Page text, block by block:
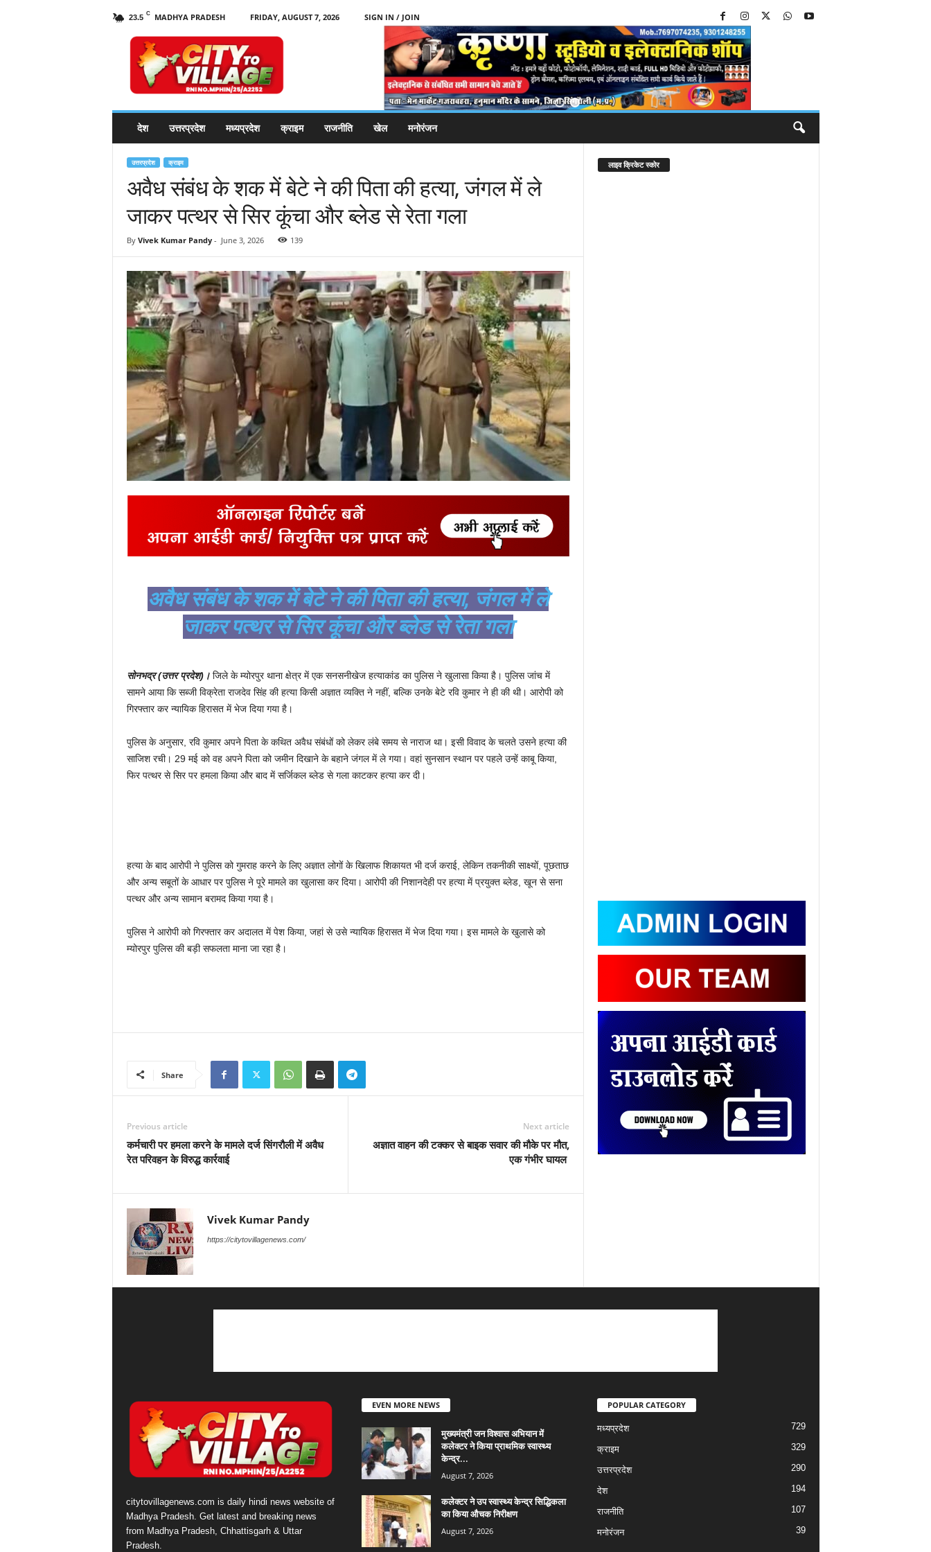
23.5 C MADHYA PRADESH FRIDAY, AUGUST 7, 2026
SIGN IN / JOIN
देश उत्तरप्रदेश मध्यप्रदेश क्राइम राजनीति खेल मनोरंजन
उत्तरप्रदेश क्राइम
अवैध संबंध के शक में बेटे ने की पिता की हत्या, जंगल में ले
जाकर पत्थर से सिर कूंचा और ब्लेड से रेता गला
By Vivek Kumar Pandy- June 3, 2026 139
अवैध संबंध के शक में बेटे ने की पिता की हत्या, जंगल में ले
जाकर पत्थर से सिर कूंचा और ब्लेड से रेता गला
सोनभद्र (उत्तर प्रदेश)। जिले के म्योरपुर थाना क्षेत्र में एक सनसनीखेज हत्याकांड का पुलिस ने खुलासा किया है। पुलिस जांच में
सामने आया कि सब्जी विक्रेता राजदेव सिंह की हत्या किसी अज्ञात व्यक्ति ने नहीं, बल्कि उनके बेटे रवि कुमार ने ही की थी। आरोपी को
गिरफ्तार कर न्यायिक हिरासत में भेज दिया गया है।
पुलिस के अनुसार, रवि कुमार अपने पिता के कथित अवैध संबंधों को लेकर लंबे समय से नाराज था। इसी विवाद के चलते उसने हत्या की
साजिश रची। 29 मई को वह अपने पिता को जमीन दिखाने के बहाने जंगल में ले गया। वहां सुनसान स्थान पर पहले उन्हें काबू किया,
फिर पत्थर से सिर पर हमला किया और बाद में सर्जिकल ब्लेड से गला काटकर हत्या कर दी।
हत्या के बाद आरोपी ने पुलिस को गुमराह करने के लिए अज्ञात लोगों के खिलाफ शिकायत भी दर्ज कराई, लेकिन तकनीकी साक्ष्यों, पूछताछ
और अन्य सबूतों के आधार पर पुलिस ने पूरे मामले का खुलासा कर दिया। आरोपी की निशानदेही पर हत्या में प्रयुक्त ब्लेड, खून से सना
पत्थर और अन्य सामान बरामद किया गया है।
पुलिस ने आरोपी को गिरफ्तार कर अदालत में पेश किया, जहां से उसे न्यायिक हिरासत में भेज दिया गया। इस मामले के खुलासे को
म्योरपुर पुलिस की बड़ी सफलता माना जा रहा है।
Share
Previous article
कर्मचारी पर हमला करने के मामले दर्ज सिंगरौली में अवैध
रेत परिवहन के विरुद्ध कार्रवाई
Next article
अज्ञात वाहन की टक्कर से बाइक सवार की मौके पर मौत,
एक गंभीर घायल
Vivek Kumar Pandy
https://citytovillagenews.com/
लाइव क्रिकेट स्कोर
citytovillagenews.com is daily hindi news website of
Madhya Pradesh. Get latest and breaking news
from Madhya Pradesh, Chhattisgarh & Uttar
Pradesh.
EVEN MORE NEWS
मुख्यमंत्री जन विश्वास अभियान में
कलेक्टर ने किया प्राथमिक स्वास्थ्य
केन्द्र...
August 7, 2026
कलेक्टर ने उप स्वास्थ्य केन्द्र सिद्धिकला
का किया औचक निरीक्षण
August 7, 2026
POPULAR CATEGORY
मध्यप्रदेश 729
क्राइम 329
उत्तरप्रदेश 290
देश 194
राजनीति 107
मनोरंजन 39